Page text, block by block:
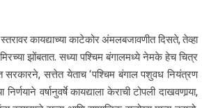
कायद्याच्या काटेकोर अंमलबजावणीत दिसते, तेव्हा
झोंबतात. सध्या पश्चिम बंगालमध्ये नेमके हेच चित्र
सरकारने, सत्तेत येताच ‘पश्चिम बंगाल पशुवध नियंत्रण
वर्षानुवर्षे कायद्याला केराची टोपली दाखवणार्‍या,